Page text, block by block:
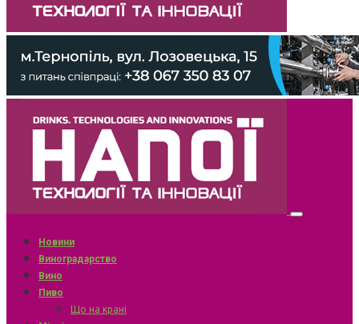
Новини
Виноградарство
Вино
Пиво
Що на крані